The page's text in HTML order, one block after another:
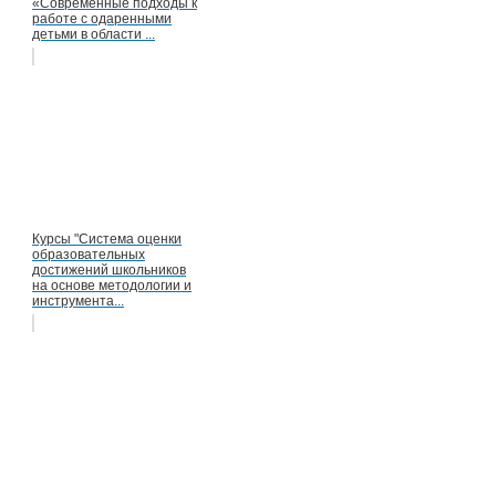
«Современные подходы к
работе с одаренными
детьми в области ...
Курсы "Система оценки
образовательных
достижений школьников
на основе методологии и
инструмента...